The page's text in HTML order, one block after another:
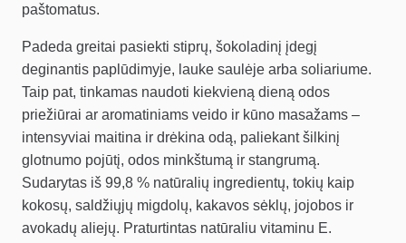
paštomatus.
Padeda greitai pasiekti stiprų, šokoladinį įdegį
deginantis paplūdimyje, lauke saulėje arba soliariume.
Taip pat, tinkamas naudoti kiekvieną dieną odos
priežiūrai ar aromatiniams veido ir kūno masažams –
intensyviai maitina ir drėkina odą, paliekant šilkinį
glotnumo pojūtį, odos minkštumą ir stangrumą.
Sudarytas iš 99,8 % natūralių ingredientų, tokių kaip
kokosų, saldžiųjų migdolų, kakavos sėklų, jojobos ir
avokadų aliejų. Praturtintas natūraliu vitaminu E.